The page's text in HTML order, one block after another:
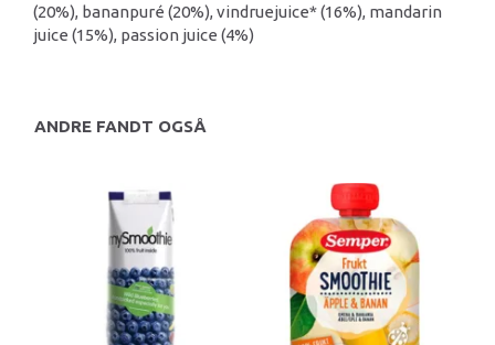
(20%), bananpuré (20%), vindruejuice* (16%), mandarin
juice (15%), passion juice (4%)
ANDRE FANDT OGSÅ